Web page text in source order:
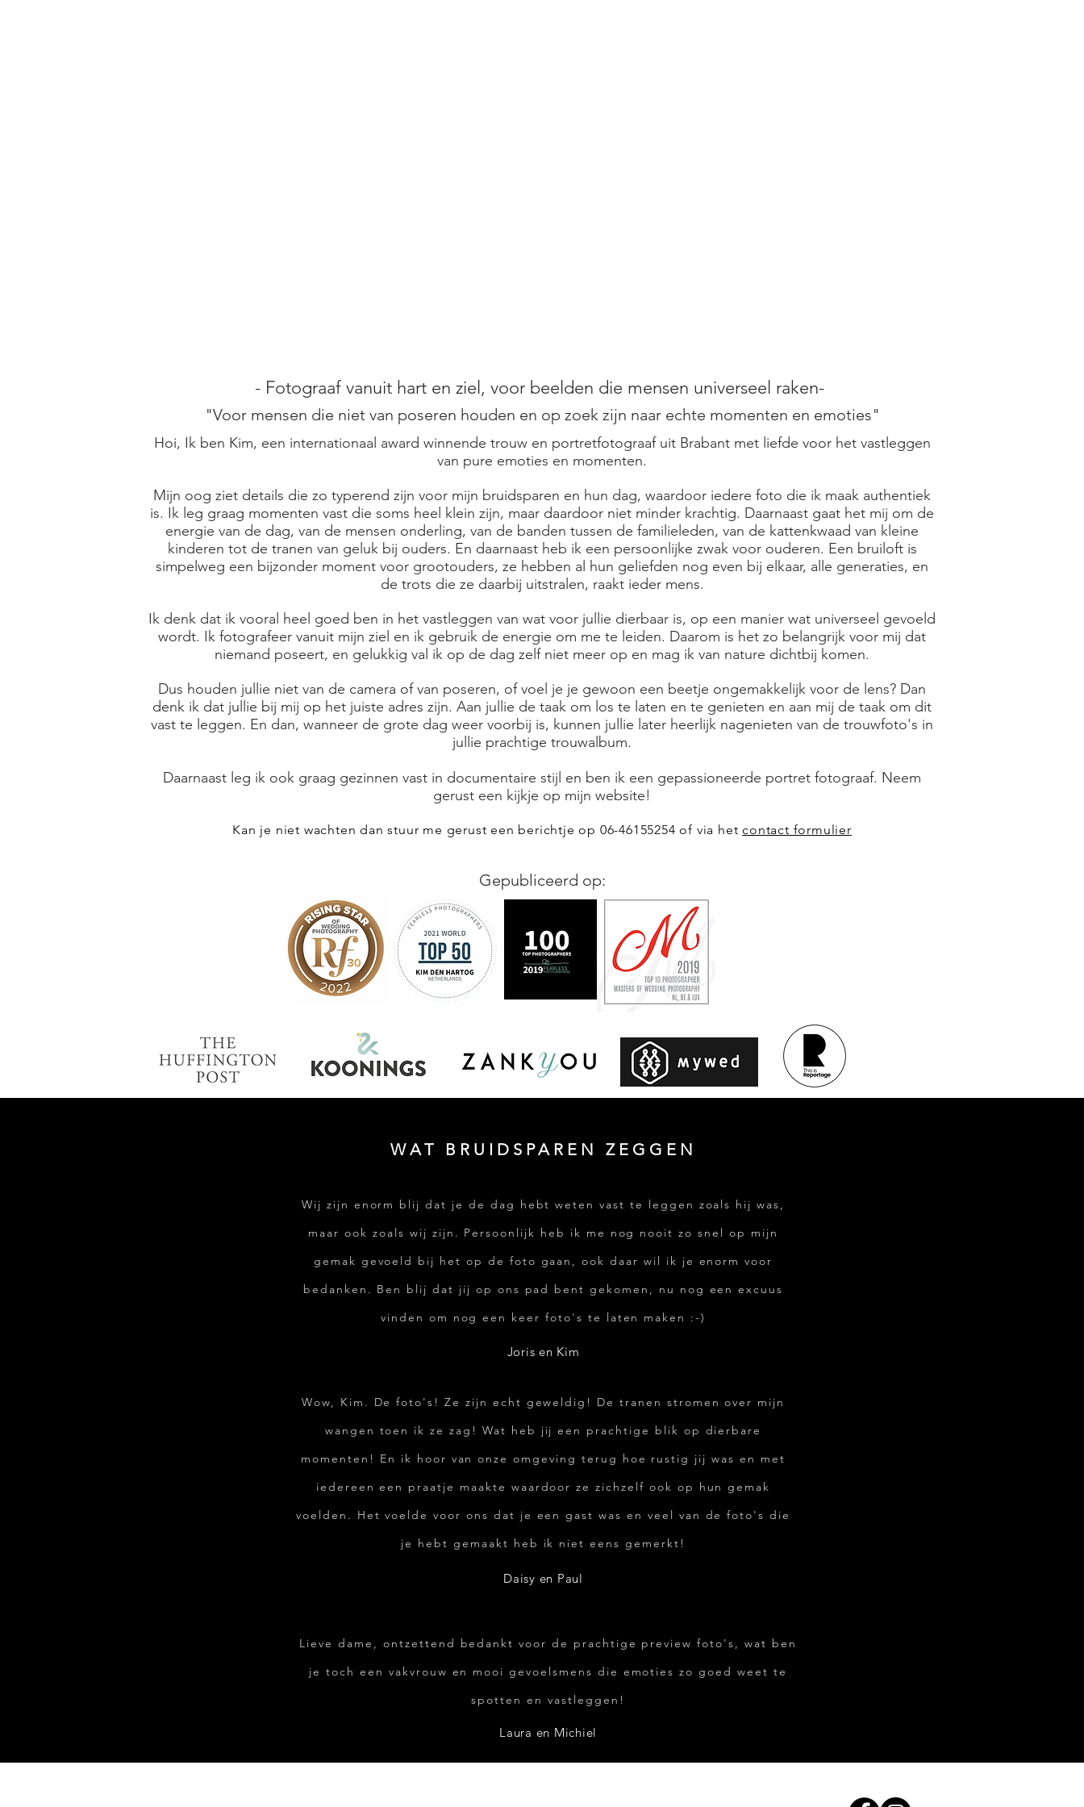
- Fotograaf vanuit hart en ziel, voor beelden die mensen universeel raken-
"Voor mensen die niet van poseren houden en op zoek zijn naar echte momenten en emoties"
Hoi, Ik ben Kim, een internationaal award winnende trouw en portretfotograaf uit Brabant met liefde voor het vastleggen
van pure emoties en momenten.
Mijn oog ziet details die zo typerend zijn voor mijn bruidsparen en hun dag, waardoor iedere foto die ik maak authentiek
is. Ik leg graag momenten vast die soms heel klein zijn, maar daardoor niet minder krachtig. Daarnaast gaat het mij om de
energie van de dag, van de mensen onderling, van de banden tussen de familieleden, van de kattenkwaad van kleine
kinderen tot de tranen van geluk bij ouders. En daarnaast heb ik een persoonlijke zwak voor ouderen. Een bruiloft is
simpelweg een bijzonder moment voor grootouders, ze hebben al hun geliefden nog even bij elkaar, alle generaties, en
de trots die ze daarbij uitstralen, raakt ieder mens.
Ik denk dat ik vooral heel goed ben in het vastleggen van wat voor jullie dierbaar is, op een manier wat universeel gevoeld
wordt. Ik fotografeer vanuit mijn ziel en ik gebruik de energie om me te leiden. Daarom is het zo belangrijk voor mij dat
niemand poseert, en gelukkig val ik op de dag zelf niet meer op en mag ik van nature dichtbij komen.
Dus houden jullie niet van de camera of van poseren, of voel je je gewoon een beetje ongemakkelijk voor de lens? Dan
denk ik dat jullie bij mij op het juiste adres zijn. Aan jullie de taak om los te laten en te genieten en aan mij de taak om dit
vast te leggen. En dan, wanneer de grote dag weer voorbij is, kunnen jullie later heerlijk nagenieten van de trouwfoto's in
jullie prachtige trouwalbum.
Daarnaast leg ik ook graag gezinnen vast in documentaire stijl en ben ik een gepassioneerde portret fotograaf. Neem
gerust een kijkje op mijn website!
Kan je niet wachten dan stuur me gerust een berichtje op 06-46155254 of via hetcontact formulier
Gepubliceerd op:
WAT BRUIDSPAREN ZEGGEN
Wij zijn enorm blij dat je de dag hebt weten vast te leggen zoals hij was,
maar ook zoals wij zijn. Persoonlijk heb ik me nog nooit zo snel op mijn
gemak gevoeld bij het op de foto gaan, ook daar wil ik je enorm voor
bedanken. Ben blij dat jij op ons pad bent gekomen, nu nog een excuus
vinden om nog een keer foto's te laten maken :-)
Joris en Kim
Wow, Kim. De foto's! Ze zijn echt geweldig! De tranen stromen over mijn
wangen toen ik ze zag! Wat heb jij een prachtige blik op dierbare
momenten! En ik hoor van onze omgeving terug hoe rustig jij was en met
iedereen een praatje maakte waardoor ze zichzelf ook op hun gemak
voelden. Het voelde voor ons dat je een gast was en veel van de foto's die
je hebt gemaakt heb ik niet eens gemerkt!
Daisy en Paul
Lieve dame, ontzettend bedankt voor de prachtige preview foto's, wat ben
je toch een vakvrouw en mooi gevoelsmens die emoties zo goed weet te
spotten en vastleggen!
Laura en Michiel